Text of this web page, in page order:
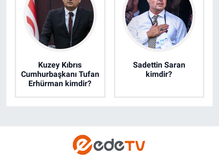
Kuzey Kıbrıs
Cumhurbaşkanı Tufan
Erhürman kimdir?
Sadettin Saran
kimdir?